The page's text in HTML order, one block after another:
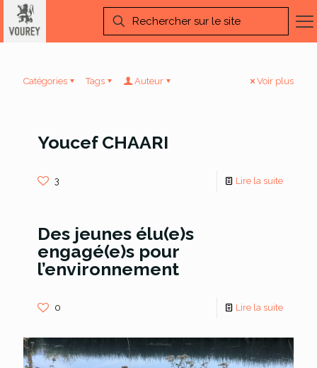
Catégories Tags Auteur Voir plus
Youcef CHAARI
3 Lire la suite
Des jeunes élu(e)s
engagé(e)s pour
l’environnement
0 Lire la suite